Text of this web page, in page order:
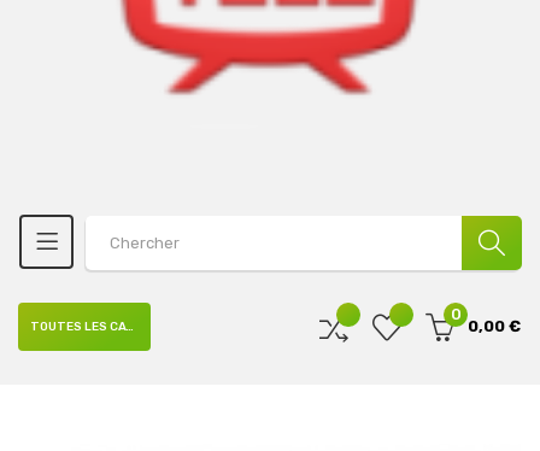
0
0,00 €
TOUTES LES CATÉGORIES